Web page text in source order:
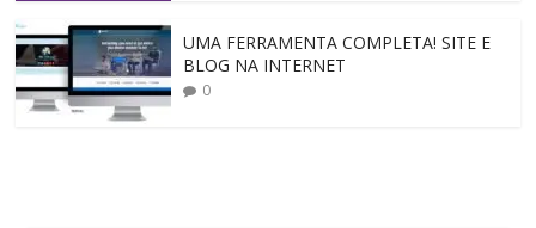
UMA FERRAMENTA COMPLETA! SITE E
BLOG NA INTERNET
0